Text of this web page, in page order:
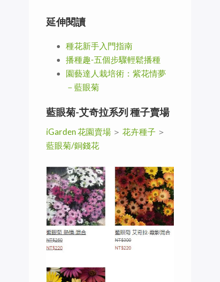
延伸閱讀
種花新手入門指南
播種趣-五個步驟輕鬆播種
園藝達人栽培術：紫花情夢
－藍眼菊
藍眼菊-艾奇拉系列 種子賣場
iGarden 花園賣場 ＞ 花卉種子 ＞
藍眼菊/銅錢花